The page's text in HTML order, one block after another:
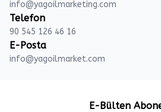
info@yagoilmarketing.com
Telefon
90 545 126 46 16
E-Posta
info@yagoilmarket.com
E-Bülten